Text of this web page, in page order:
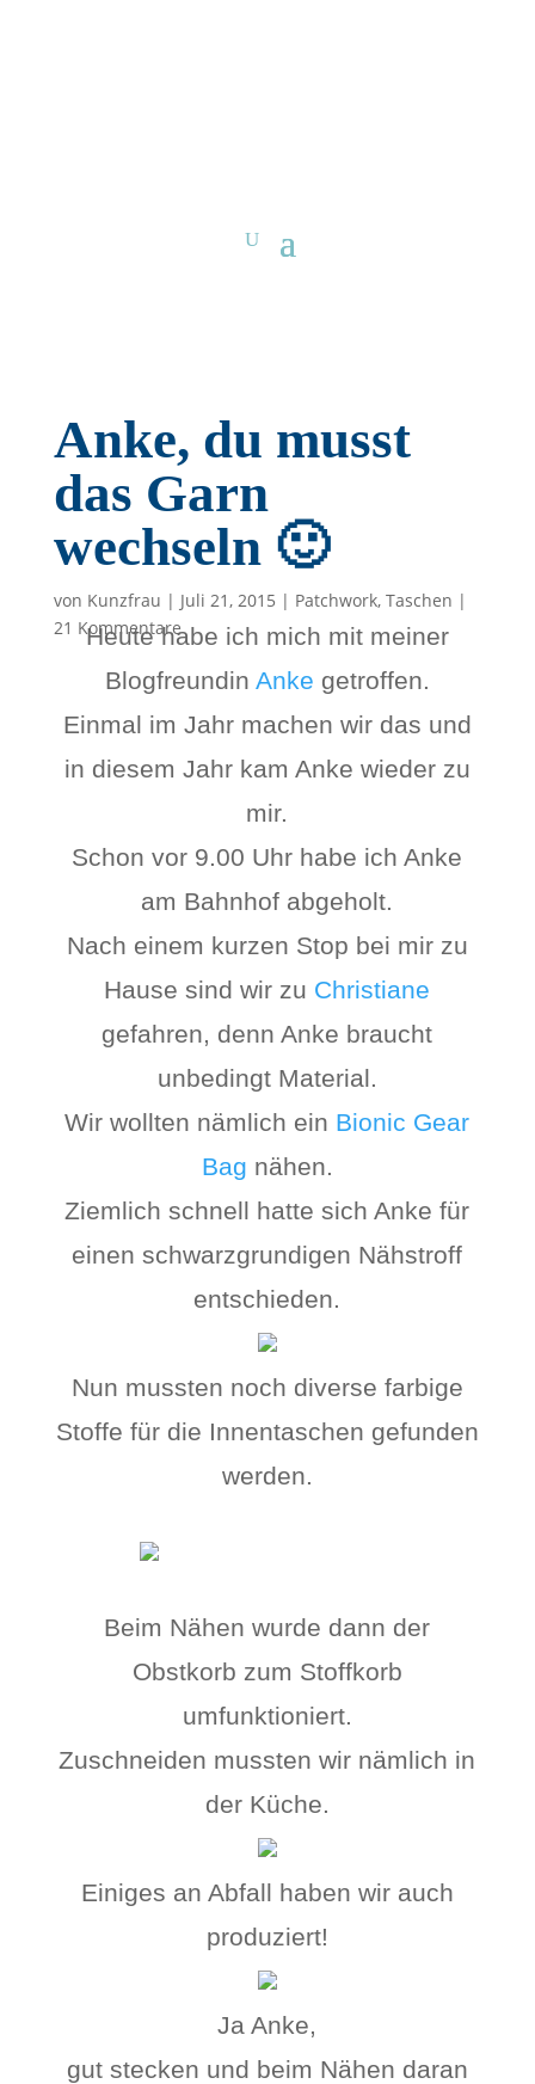
Anke, du musst
das Garn
wechseln 🙂
von Kunzfrau | Juli 21, 2015 | Patchwork, Taschen |
21 Kommentare
Heute habe ich mich mit meiner
Blogfreundin Anke getroffen.
Einmal im Jahr machen wir das und
in diesem Jahr kam Anke wieder zu
mir.
Schon vor 9.00 Uhr habe ich Anke
am Bahnhof abgeholt.
Nach einem kurzen Stop bei mir zu
Hause sind wir zu Christiane
gefahren, denn Anke braucht
unbedingt Material.
Wir wollten nämlich ein Bionic Gear
Bag nähen.
Ziemlich schnell hatte sich Anke für
einen schwarzgrundigen Nähstroff
entschieden.
Nun mussten noch diverse farbige
Stoffe für die Innentaschen gefunden
werden.
Beim Nähen wurde dann der
Obstkorb zum Stoffkorb
umfunktioniert.
Zuschneiden mussten wir nämlich in
der Küche.
Einiges an Abfall haben wir auch
produziert!
Ja Anke,
gut stecken und beim Nähen daran